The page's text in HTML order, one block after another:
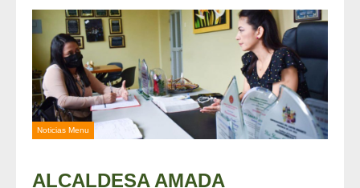
Noticias Menu
ALCALDESA AMADA